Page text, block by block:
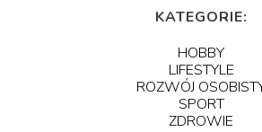
KATEGORIE:
HOBBY
LIFESTYLE
ROZWÓJ
SPORT
ZDROWIE